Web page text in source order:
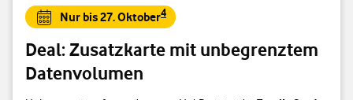
Nur bis 27. Oktober4
Deal: Zusatzkarte mit unbegrenztem
Datenvolumen